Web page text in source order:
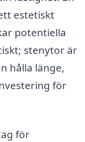
estetiskt
potentiella
stenytor är
hålla länge,
för
för